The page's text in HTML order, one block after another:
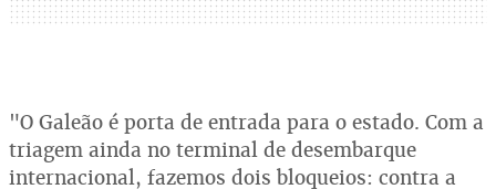
"O Galeão é porta de entrada para o estado. Com a
triagem ainda no terminal de desembarque
internacional, fazemos dois bloqueios: contra a